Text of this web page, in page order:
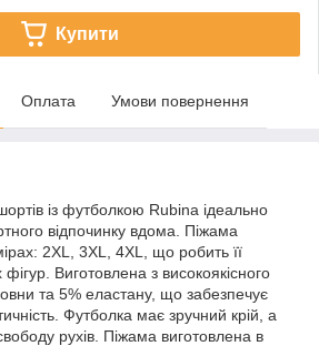
Купити
Оплата Умови повернення
із футболкою Rubina ідеально
відпочинку вдома. Піжама
2XL, 3XL, 4XL, що робить її
Виготовлена з високоякісного
та 5% еластану, що забезпечує
Футболка має зручний крій, а
рухів. Піжама виготовлена в